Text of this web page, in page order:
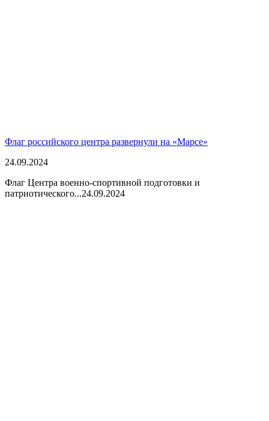
Флаг российского центра развернули на «Марсе»
24.09.2024
Флаг Центра военно-спортивной подготовки и
патриотического...24.09.2024